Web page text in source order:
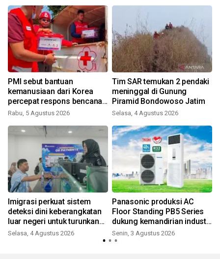
PMI sebut bantuan
kemanusiaan dari Korea
percepat respons bencana
nasional
Rabu, 5 Agustus 2026
Tim SAR temukan 2 pendaki
meninggal di Gunung
Piramid Bondowoso Jatim
Selasa, 4 Agustus 2026
Imigrasi perkuat sistem
deteksi dini keberangkatan
luar negeri untuk turunkan
risiko TPPO
Selasa, 4 Agustus 2026
Panasonic produksi AC
Floor Standing PB5 Series
dukung kemandirian industri
RI
Senin, 3 Agustus 2026